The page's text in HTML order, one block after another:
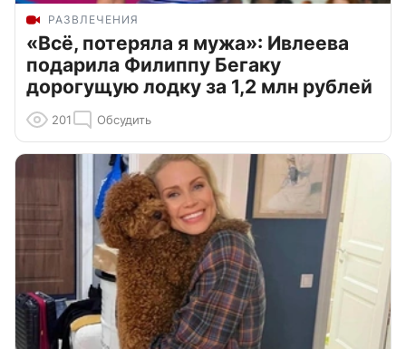
РАЗВЛЕЧЕНИЯ
«Всё, потеряла я мужа»: Ивлеева
подарила Филиппу Бегаку
дорогущую лодку за 1,2 млн рублей
201 Обсудить